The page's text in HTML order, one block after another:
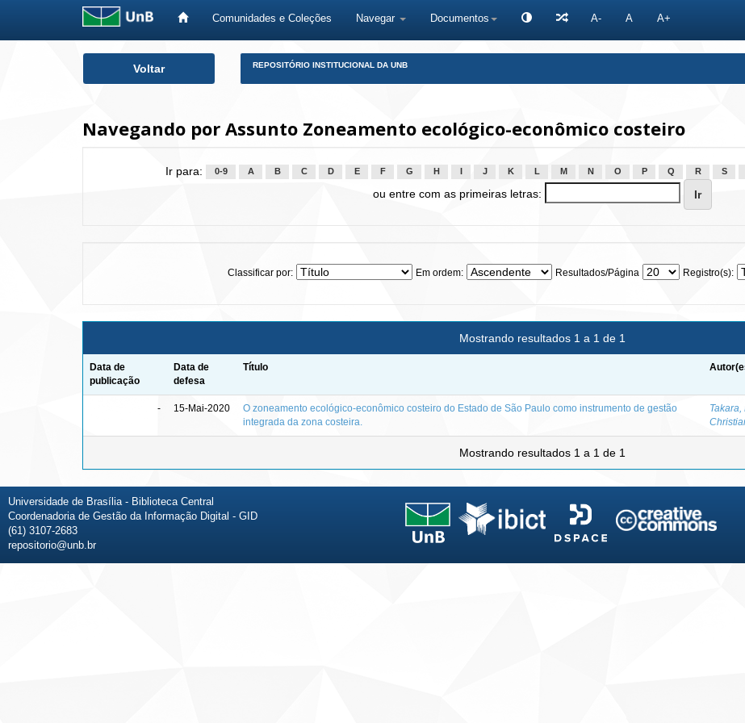
Comunidades e Coleções Navegar Documentos A- A A+
Voltar REPOSITÓRIO INSTITUCIONAL DA UNB
Navegando por Assunto Zoneamento ecológico-econômico costeiro
Ir para: 0-9 A B C D E F G H J K L M N O P Q R S
ou entre com as primeiras letras:
Classificar por: Em ordem: Resultados/Página Registro(s):
Mostrando resultados 1 a 1 de 1
Data de
publicação
Data de
defesa
Título
- 15-Mai-2020
O zoneamento ecológico-econômico costeiro do Estado de São Paulo como instrumento de gestão
integrada da zona costeira.
Takara,
Mostrando resultados 1 a 1 de 1
Universidade de Brasília - Biblioteca Central
Coordenadoria de Gestão da Informação Digital - GID
(61) 3107-2683
repositorio@unb.br